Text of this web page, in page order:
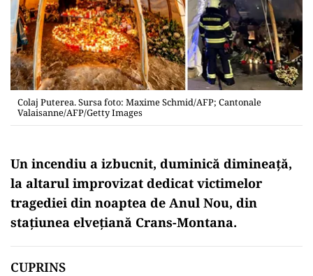
Colaj Puterea. Sursa foto: Maxime Schmid/AFP; Cantonale
Valaisanne/AFP/Getty Images
Un incendiu a izbucnit, duminică dimineață,
la altarul improvizat dedicat victimelor
tragediei din noaptea de Anul Nou, din
stațiunea elvețiană Crans-Montana.
CUPRINS